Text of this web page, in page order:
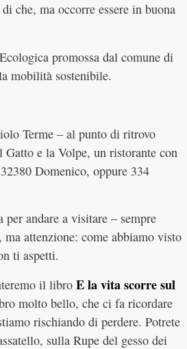
che, ma occorre essere in buona
promossa dal comune di
mobilità sostenibile.
Terme – al punto di ritrovo
Gatto e la Volpe, un ristorante con
Domenico, oppure 334
andare a visitare – sempre
attenzione: come abbiamo visto
ti aspetti.
il libro E la vita scorre sul
molto bello, che ci fa ricordare
rischiando di perdere. Potrete
sulla Rupe del gesso dei